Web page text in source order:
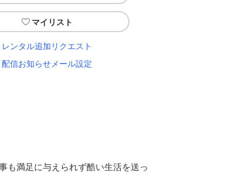
マイリスト
レンタル追加リクエスト
配信お知らせメール設定
も満足に与えられず酷い生活を送っ